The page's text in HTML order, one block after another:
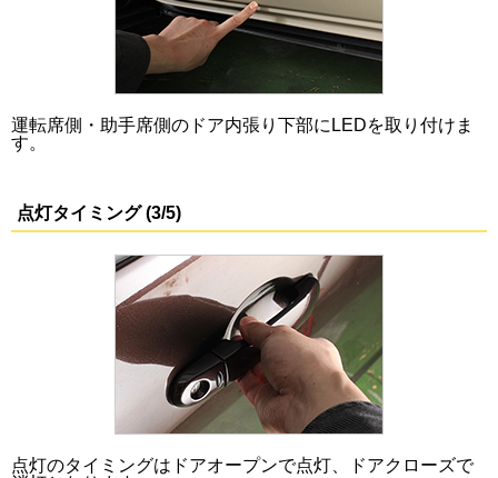
運転席側・助手席側のドア内張り下部にLEDを取り付けま
す。
点灯タイミング (3/5)
点灯のタイミングはドアオープンで点灯、ドアクローズで